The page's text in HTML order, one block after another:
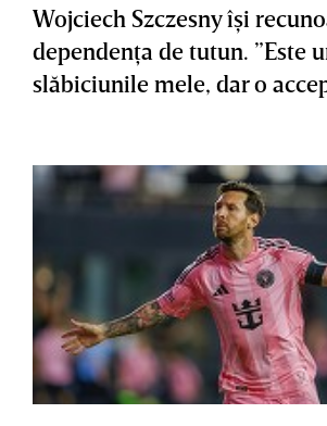
Wojciech Szczesny îşi
dependenţa de tutun. ”Este
slăbiciunile mele, dar o